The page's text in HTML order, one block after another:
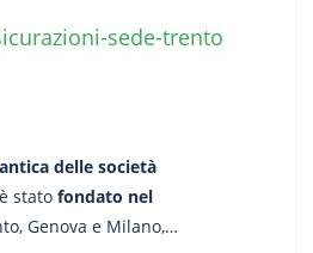
delle società
stato fondato nel
Genova e Milano,